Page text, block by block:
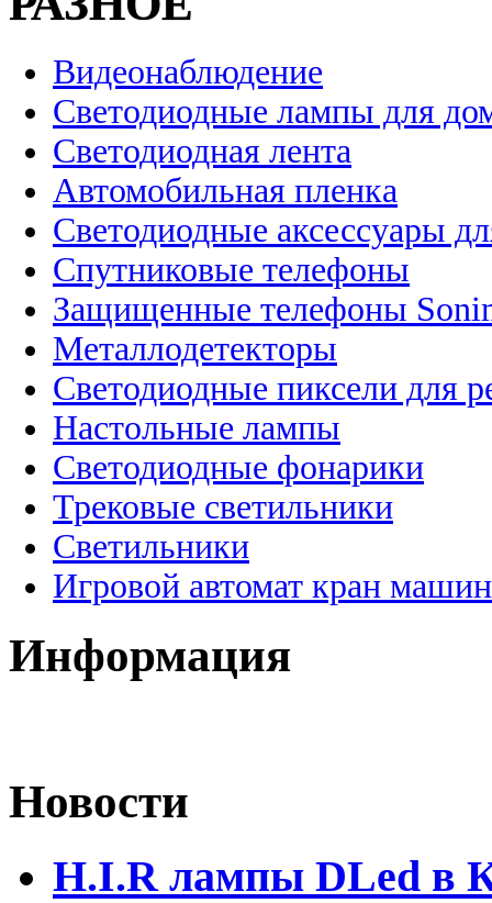
Видеонаблюдение
Светодиодные лампы для
Светодиодная лента
Автомобильная пленка
Светодиодные аксессуары
Спутниковые телефоны
Защищенные телефоны
Металлодетекторы
Светодиодные пиксели для
Настольные лампы
Светодиодные фонарики
Трековые светильники
Светильники
Игровой автомат кран
Информация
Новости
H.I.R лампы DLed в